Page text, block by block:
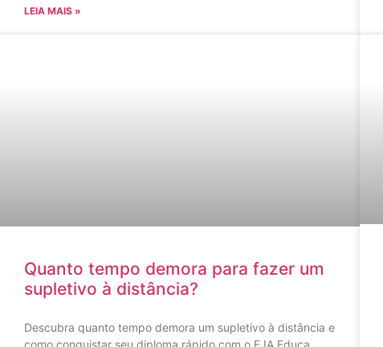
LEIA MAIS »
Quanto tempo demora para fazer um
supletivo à distância?
Descubra quanto tempo demora um supletivo à distância e